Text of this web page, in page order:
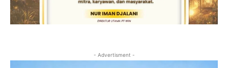
- Advertisment -